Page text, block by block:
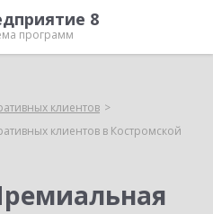
8
программ
клиентов
клиентов в Костромской